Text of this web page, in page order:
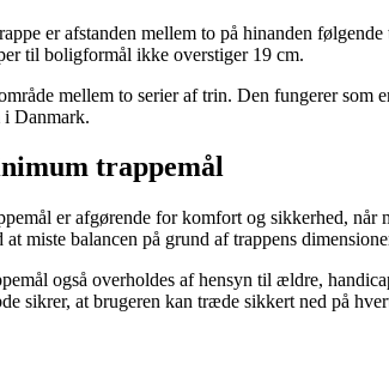
er afstanden mellem to på hinanden
til boligformål ikke overstiger 19 cm.
mellem to serier af trin. Den fungerer
i Danmark.
trappemål
er afgørende for komfort og sikkerhed,
miste balancen på grund af trappens
også overholdes af hensyn til ældre,
sikrer, at brugeren kan træde sikkert ned på